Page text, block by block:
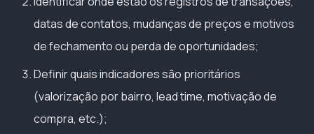
datas de contatos, mudanças de preços e motivos
de fechamento ou perda de oportunidades;
Definir quais indicadores são prioritários
(valorização por bairro, lead time, motivação de
compra, etc.);